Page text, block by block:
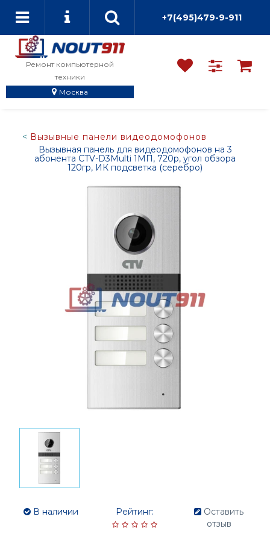
+7(495)479-9-911
Ремонт компьютерной
техники
Москва
Вызывные панели видеодомофонов
Вызывная панель для видеодомофонов на 3
абонента CTV-D3Multi 1МП, 720p, угол обзора
120гр, ИК подсветка (серебро)
В наличии Рейтинг:
Оставить
отзыв